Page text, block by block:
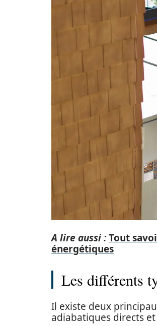
A lire aussi :Tout
énergétiques
Les différents
Il existe deux
adiabatiques directs